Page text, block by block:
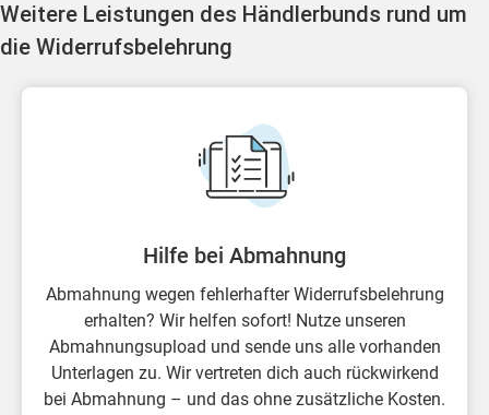
Weitere Leistungen des Händlerbunds rund um
die Widerrufsbelehrung
Hilfe bei Abmahnung
Abmahnung wegen fehlerhafter Widerrufsbelehrung
erhalten? Wir helfen sofort! Nutze unseren
Abmahnungsupload und sende uns alle vorhanden
Unterlagen zu. Wir vertreten dich auch rückwirkend
bei Abmahnung – und das ohne zusätzliche Kosten.